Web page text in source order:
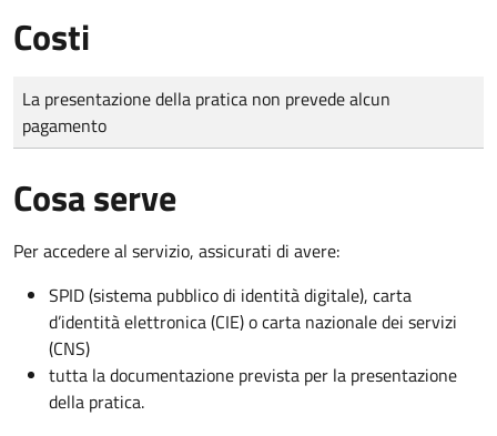
Costi
Tipo di pagamento
Importo
La presentazione della pratica non prevede alcun
pagamento
Cosa serve
Per accedere al servizio, assicurati di avere:
SPID (sistema pubblico di identità digitale), carta
d’identità elettronica (CIE) o carta nazionale dei servizi
(CNS)
tutta la documentazione prevista per la presentazione
della pratica.